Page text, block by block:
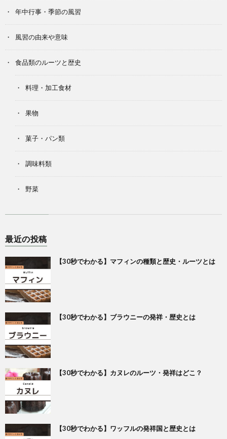
年中行事・季節の風習
風習の由来や意味
食品類のルーツと歴史
料理・加工食材
果物
菓子・パン類
調味料類
野菜
最近の投稿
【30秒でわかる】マフィンの種類と歴史・ルーツとは
【30秒でわかる】ブラウニーの発祥・歴史とは
【30秒でわかる】カヌレのルーツ・発祥はどこ？
【30秒でわかる】ワッフルの発祥国と歴史とは